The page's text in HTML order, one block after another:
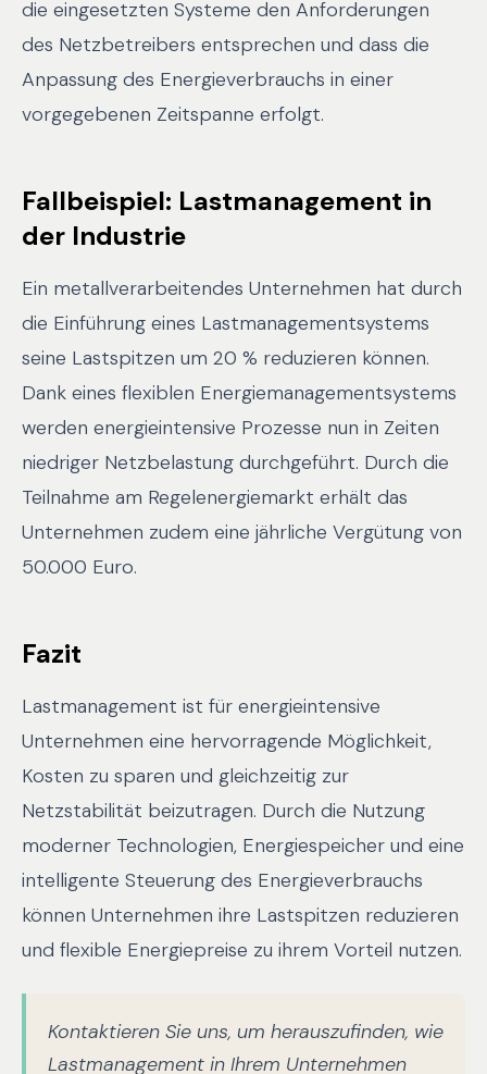
die eingesetzten Systeme den Anforderungen
des Netzbetreibers entsprechen und dass die
Anpassung des Energieverbrauchs in einer
vorgegebenen Zeitspanne erfolgt.
Fallbeispiel: Lastmanagement in
der Industrie
Ein metallverarbeitendes Unternehmen hat durch
die Einführung eines Lastmanagementsystems
seine Lastspitzen um 20 % reduzieren können.
Dank eines flexiblen Energiemanagementsystems
werden energieintensive Prozesse nun in Zeiten
niedriger Netzbelastung durchgeführt. Durch die
Teilnahme am Regelenergiemarkt erhält das
Unternehmen zudem eine jährliche Vergütung von
50.000 Euro.
Fazit
Lastmanagement ist für energieintensive
Unternehmen eine hervorragende Möglichkeit,
Kosten zu sparen und gleichzeitig zur
Netzstabilität beizutragen. Durch die Nutzung
moderner Technologien, Energiespeicher und eine
intelligente Steuerung des Energieverbrauchs
können Unternehmen ihre Lastspitzen reduzieren
und flexible Energiepreise zu ihrem Vorteil nutzen.
Kontaktieren Sie uns, um herauszufinden, wie
Lastmanagement in Ihrem Unternehmen